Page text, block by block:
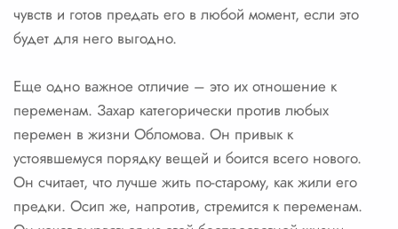
чувств и готов предать его в любой момент, если это
будет для него выгодно.
Еще одно важное отличие – это их отношение к
переменам. Захар категорически против любых
перемен в жизни Обломова. Он привык к
устоявшемуся порядку вещей и боится всего нового.
Он считает, что лучше жить по-старому, как жили его
предки. Осип же, напротив, стремится к переменам.